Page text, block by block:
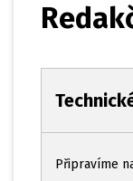
Připravíme